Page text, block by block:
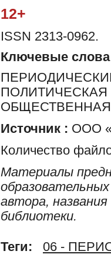
12+
ISSN 2313-0962.
Ключевые слова
Источник : ООО
Количество
Материалы
автора,
библиотеки.
Теги: 06 -